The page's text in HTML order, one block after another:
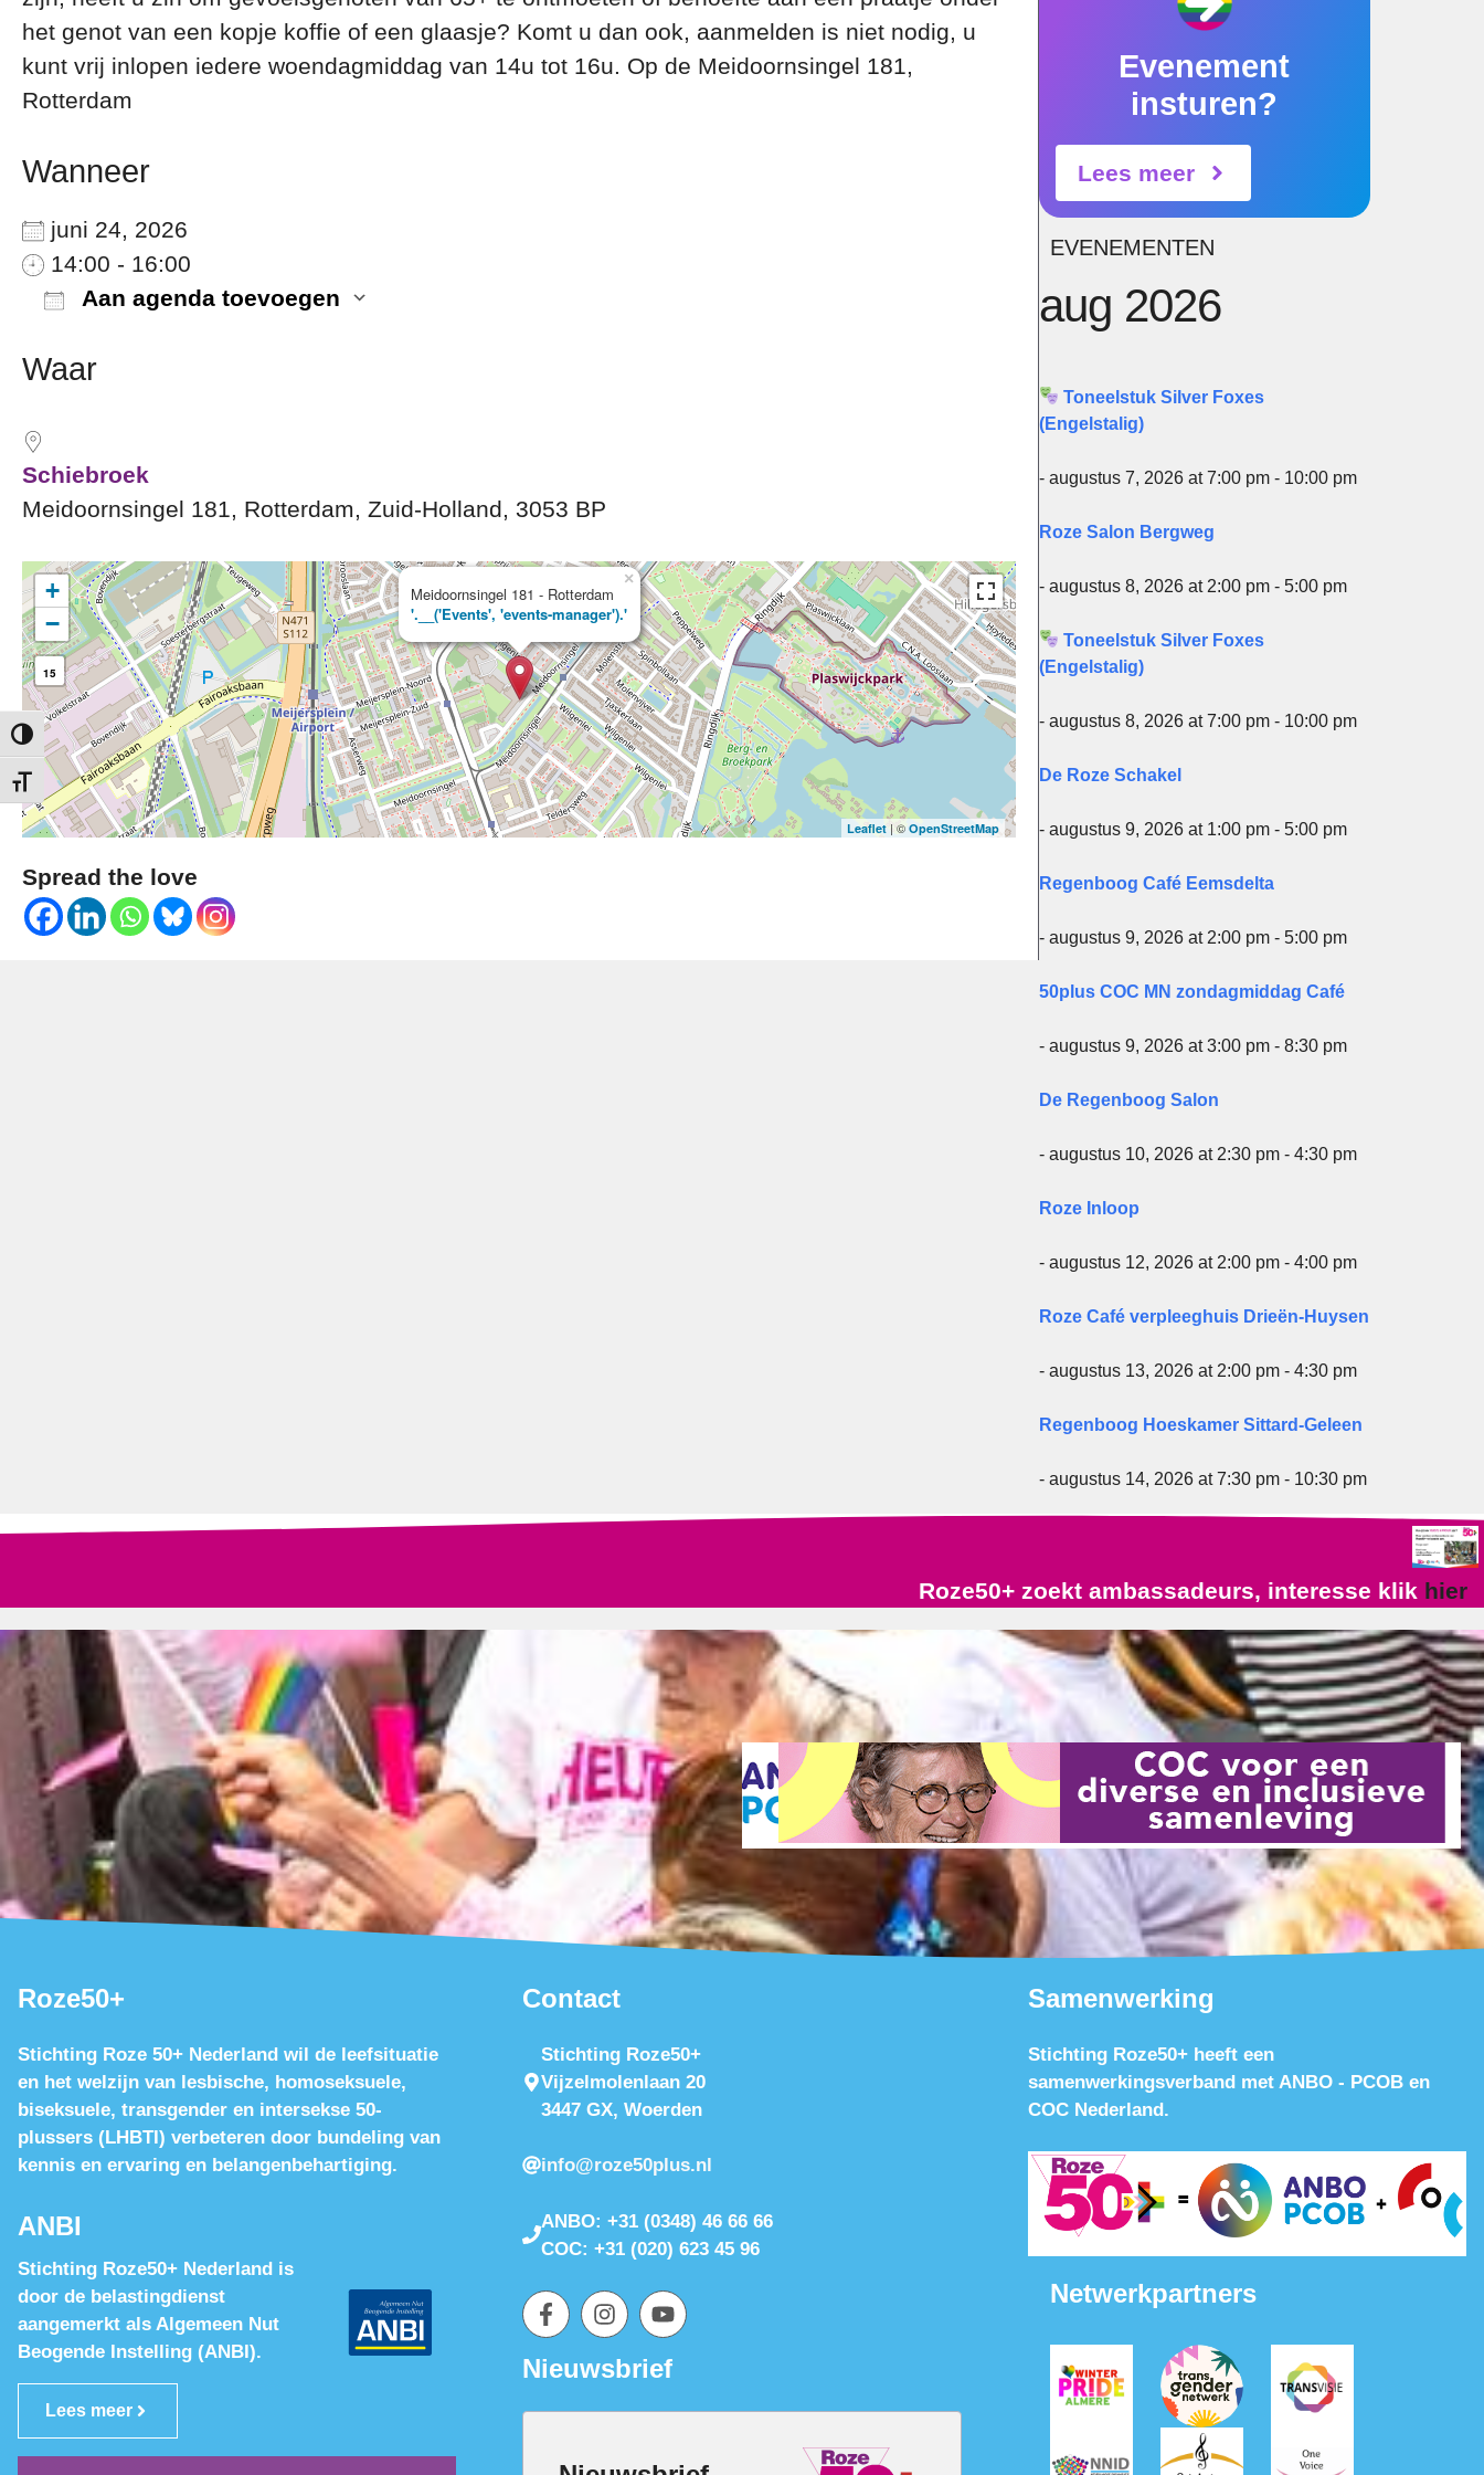
Keuze voor hoog contrast
Kies grootte van het lettertype
het genot van een kopje koffie of een glaasje? Komt u dan ook, aanmelden is niet nodig, u
kunt vrij inlopen iedere woendagmiddag van 14u tot 16u. Op de Meidoornsingel 181,
Rotterdam
Wanneer
juni 24, 2026
14:00 - 16:00
Aan agenda toevoegen
Waar
Schiebroek
Meidoornsingel 181, Rotterdam, Zuid-Holland, 3053 BP
Meidoornsingel 181 - Rotterdam
'.__('Events', 'events-manager').'
×
+
−
15
Leaflet| © OpenStreetMap
Spread the love
Evenement
insturen?
Lees meer
EVENEMENTEN
aug 2026
Toneelstuk Silver Foxes
(Engelstalig)
- augustus 7, 2026 at 7:00 pm - 10:00 pm
Roze Salon Bergweg
- augustus 8, 2026 at 2:00 pm - 5:00 pm
Toneelstuk Silver Foxes
(Engelstalig)
- augustus 8, 2026 at 7:00 pm - 10:00 pm
De Roze Schakel
- augustus 9, 2026 at 1:00 pm - 5:00 pm
Regenboog Café Eemsdelta
- augustus 9, 2026 at 2:00 pm - 5:00 pm
50plus COC MN zondagmiddag Café
- augustus 9, 2026 at 3:00 pm - 8:30 pm
De Regenboog Salon
- augustus 10, 2026 at 2:30 pm - 4:30 pm
Roze Inloop
- augustus 12, 2026 at 2:00 pm - 4:00 pm
Roze Café verpleeghuis Drieën-Huysen
- augustus 13, 2026 at 2:00 pm - 4:30 pm
Regenboog Hoeskamer Sittard-Geleen
- augustus 14, 2026 at 7:30 pm - 10:30 pm
Roze50+ zoekt ambassadeurs, interesse klik hier
Roze50+
Stichting Roze 50+ Nederland wil de leefsituatie
en het welzijn van lesbische, homoseksuele,
biseksuele, transgender en intersekse 50-
plussers (LHBTI) verbeteren door bundeling van
kennis en ervaring en belangenbehartiging.
ANBI
Stichting Roze50+ Nederland is
door de belastingdienst
aangemerkt als Algemeen Nut
Beogende Instelling (ANBI).
Lees meer
Contact
Stichting Roze50+
Vijzelmolenlaan 20
3447 GX, Woerden
info@roze50plus.nl
ANBO: +31 (0348) 46 66 66
COC: +31 (020) 623 45 96
Nieuwsbrief
Samenwerking
Stichting Roze50+ heeft een
samenwerkingsverband met ANBO - PCOB en
COC Nederland.
Netwerkpartners